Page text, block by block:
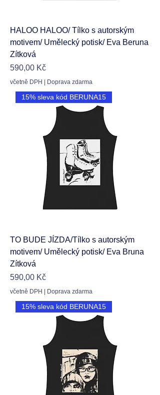
HALOO HALOO/ Tílko s autorským
motivem/ Umělecký potisk/ Eva Beruna
Zítková
Cena
590,00 Kč
včetně DPH Doprava zdarma
15% sleva kód BERUNA15
TO BUDE JÍZDA/Tílko s autorským
motivem/ Umělecký potisk/ Eva Bruna
Zítková
Cena
590,00 Kč
včetně DPH Doprava zdarma
15% sleva kód BERUNA15